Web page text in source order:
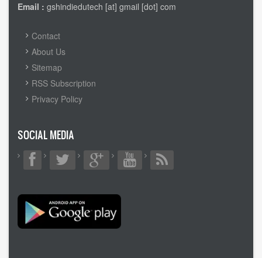
Email : gshindiedutech [at] gmail [dot] com
FOOTER
MENU
Contact
About Us
Sitemap
RSS Subscription
Privacy Policy
SOCIAL MEDIA